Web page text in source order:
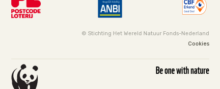
© Stichting Het Wereld Natuur Fonds-Nederland
Cookies
Be one with nature